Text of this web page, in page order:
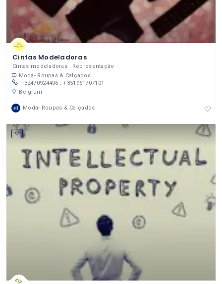
Cintas Modeladoras
Cintas modeladoras Representação
Moda- Roupas & Calçados
+32470924406 ; +351961707101
Belgium
Moda- Roupas & Calçados